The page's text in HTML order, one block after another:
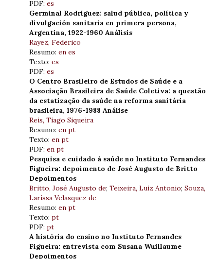
PDF: es
Germinal Rodríguez: salud pública, política y
divulgación sanitaria en primera persona,
Argentina, 1922-1960 Análisis
Rayez, Federico
Resumo: en es
Texto: es
PDF: es
O Centro Brasileiro de Estudos de Saúde e a
Associação Brasileira de Saúde Coletiva: a questão
da estatização da saúde na reforma sanitária
brasileira, 1976-1988 Análise
Reis, Tiago Siqueira
Resumo: en pt
Texto: en pt
PDF: en pt
Pesquisa e cuidado à saúde no Instituto Fernandes
Figueira: depoimento de José Augusto de Britto
Depoimentos
Britto, José Augusto de; Teixeira, Luiz Antonio; Souza,
Larissa Velasquez de
Resumo: en pt
Texto: pt
PDF: pt
A história do ensino no Instituto Fernandes
Figueira: entrevista com Susana Wuillaume
Depoimentos